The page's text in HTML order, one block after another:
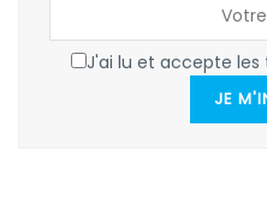
J'ai lu et accepte
JE